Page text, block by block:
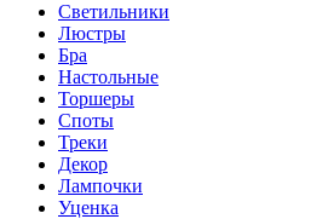
Cветильники
Люстры
Бра
Настольные
Торшеры
Споты
Треки
Декор
Лампочки
Уценка